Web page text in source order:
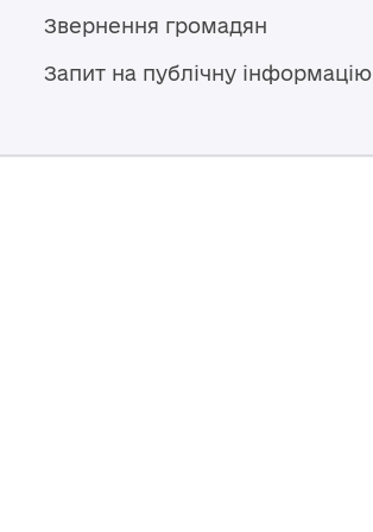
Звернення громадян
Запит на публічну інформацію